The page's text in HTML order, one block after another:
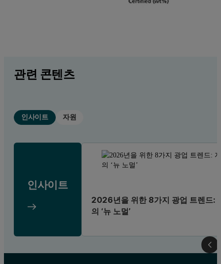
관련 콘텐츠
인사이트 자원
인사이트
2026년을 위한 8가지 광업 트렌드:
의 ‘뉴 노멀’